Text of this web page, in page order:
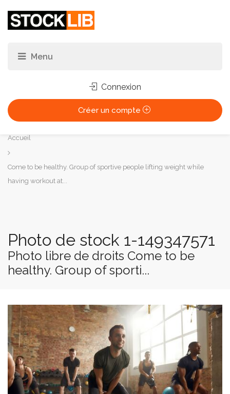
Connexion
Créer un compte
Vous
êtes
ici :
Accueil
Come to be healthy. Group of sportive people lifting weight while
having workout at...
Photo de stock 1-149347571
Photo libre de droits Come to be
healthy. Group of sporti...